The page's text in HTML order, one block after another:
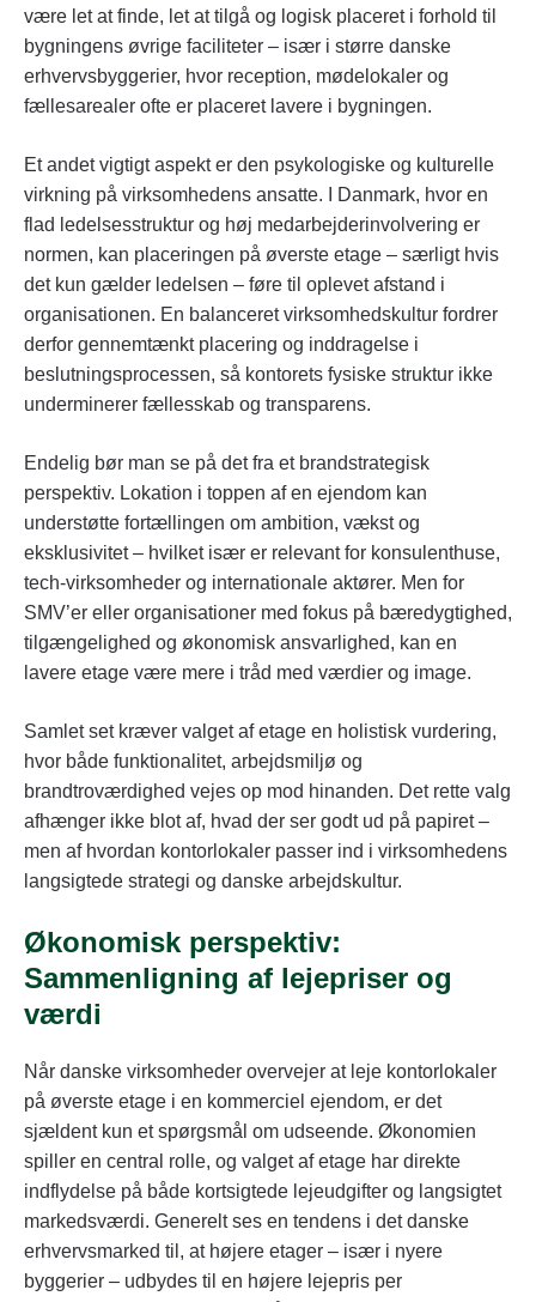
være let at finde, let at tilgå og logisk placeret i forhold til
bygningens øvrige faciliteter – især i større danske
erhvervsbyggerier, hvor reception, mødelokaler og
fællesarealer ofte er placeret lavere i bygningen.
Et andet vigtigt aspekt er den psykologiske og kulturelle
virkning på virksomhedens ansatte. I Danmark, hvor en
flad ledelsesstruktur og høj medarbejderinvolvering er
normen, kan placeringen på øverste etage – særligt hvis
det kun gælder ledelsen – føre til oplevet afstand i
organisationen. En balanceret virksomhedskultur fordrer
derfor gennemtænkt placering og inddragelse i
beslutningsprocessen, så kontorets fysiske struktur ikke
underminerer fællesskab og transparens.
Endelig bør man se på det fra et brandstrategisk
perspektiv. Lokation i toppen af en ejendom kan
understøtte fortællingen om ambition, vækst og
eksklusivitet – hvilket især er relevant for konsulenthuse,
tech-virksomheder og internationale aktører. Men for
SMV’er eller organisationer med fokus på bæredygtighed,
tilgængelighed og økonomisk ansvarlighed, kan en
lavere etage være mere i tråd med værdier og image.
Samlet set kræver valget af etage en holistisk vurdering,
hvor både funktionalitet, arbejdsmiljø og
brandtroværdighed vejes op mod hinanden. Det rette valg
afhænger ikke blot af, hvad der ser godt ud på papiret –
men af hvordan kontorlokaler passer ind i virksomhedens
langsigtede strategi og danske arbejdskultur.
Økonomisk perspektiv:
Sammenligning af lejepriser og
værdi
Når danske virksomheder overvejer at leje kontorlokaler
på øverste etage i en kommerciel ejendom, er det
sjældent kun et spørgsmål om udseende. Økonomien
spiller en central rolle, og valget af etage har direkte
indflydelse på både kortsigtede lejeudgifter og langsigtet
markedsværdi. Generelt ses en tendens i det danske
erhvervsmarked til, at højere etager – især i nyere
byggerier – udbydes til en højere lejepris per